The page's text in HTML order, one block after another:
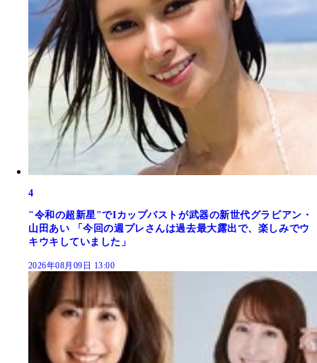
4
"令和の超新星"でIカップバストが武器の新世代グラビアン・
山田あい 「今回の週プレさんは過去最大露出で、楽しみでウ
キウキしていました」
2026年08月09日 13:00